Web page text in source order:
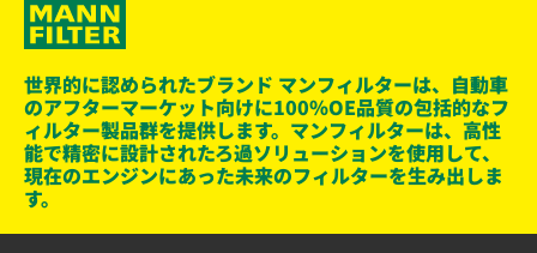
世界的に認められたブランド マンフィルターは、自動車
のアフターマーケット向けに100％OE品質の包括的なフ
ィルター製品群を提供します。マンフィルターは、高性
能で精密に設計されたろ過ソリューションを使用して、
現在のエンジンにあった未来のフィルターを生み出しま
す。